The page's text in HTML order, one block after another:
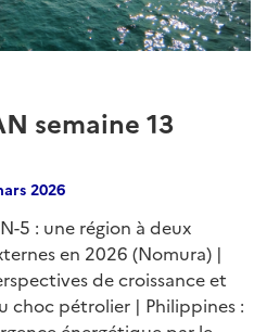
semaine 13
2026
5 : une région à deux
en 2026 (Nomura) |
de croissance et
choc pétrolier | Philippines :